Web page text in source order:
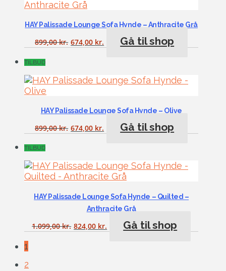
HAY Palissade Lounge Sofa Hynde – Anthracite Grå
899,00kr. 674,00 kr. Gå til shop
TILBUD
HAY Palissade Lounge Sofa Hynde – Olive
899,00kr. 674,00 kr. Gå til shop
TILBUD
HAY Palissade Lounge Sofa Hynde – Quilted –
Anthracite Grå
1.099,00kr. 824,00 kr. Gå til shop
1
2